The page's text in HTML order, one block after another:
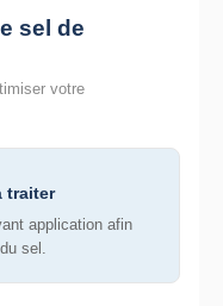
sel de
votre
traiter
application afin
sel.